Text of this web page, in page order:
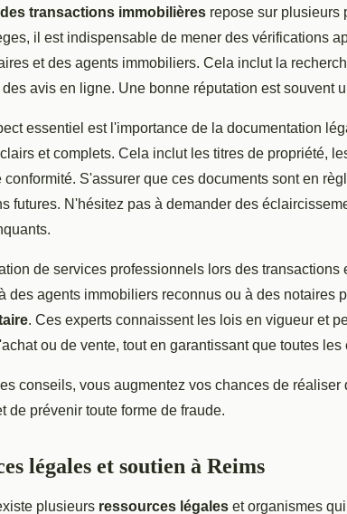
transactions immobilières repose sur plusieurs
il est indispensable de mener des vérifications
et des agents immobiliers. Cela inclut la
avis en ligne. Une bonne réputation est souvent
essentiel est l'importance de la documentation
et complets. Cela inclut les titres de propriété,
conformité. S'assurer que ces documents sont en
futures. N'hésitez pas à demander des
de services professionnels lors des transactions
des agents immobiliers reconnus ou à des notaires
. Ces experts connaissent les lois en vigueur et
ou de vente, tout en garantissant que toutes les
conseils, vous augmentez vos chances de
de prévenir toute forme de fraude.
légales et soutien à Reims
plusieurs ressources légales et organismes